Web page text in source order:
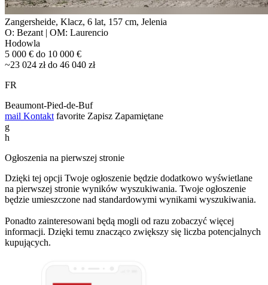
Zangersheide, Klacz, 6 lat, 157 cm, Jelenia
O: Bezant | OM: Laurencio
Hodowla
5 000 € do 10 000 €
~23 024 zł do 46 040 zł
FR
Beaumont-Pied-de-Buf
mail Kontakt favorite Zapisz Zapamiętane
g
h
Ogłoszenia na pierwszej stronie
Dzięki tej opcji Twoje ogłoszenie będzie dodatkowo wyświetlane
na pierwszej stronie wyników wyszukiwania. Twoje ogłoszenie
będzie umieszczone nad standardowymi wynikami wyszukiwania.
Ponadto zainteresowani będą mogli od razu zobaczyć więcej
informacji. Dzięki temu znacząco zwiększy się liczba potencjalnych
kupujących.